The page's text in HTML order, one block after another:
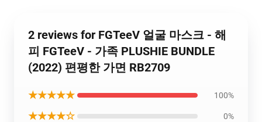
2 reviews for FGTeeV 얼굴 마스크 - 해
피 FGTeeV - 가족 PLUSHIE BUNDLE
(2022) 편평한 가면 RB2709
★★★★★ 100%
★★★★☆ 0%